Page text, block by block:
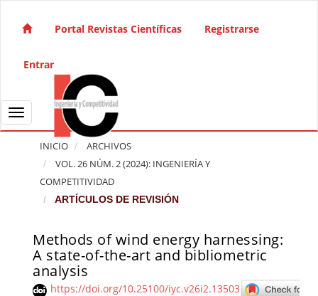
Navegación principal
Barra lateral
Portal Revistas Científicas Registrarse
Entrar
Toggle navigation
INICIO
ARCHIVOS
VOL. 26 NÚM. 2 (2024): INGENIERÍA Y
COMPETITIVIDAD
ARTÍCULOS DE REVISIÓN
Methods of wind energy harnessing:
A state-of-the-art and bibliometric
analysis
https://doi.org/10.25100/iyc.v26i2.13503
Barra lateral del artículo